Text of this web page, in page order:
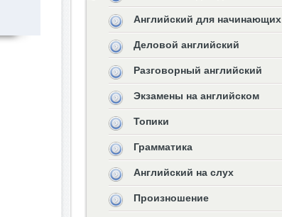
Английский для начинающих
Деловой английский
Разговорный английский
Экзамены на английском
Топики
Грамматика
Английский на слух
Произношение